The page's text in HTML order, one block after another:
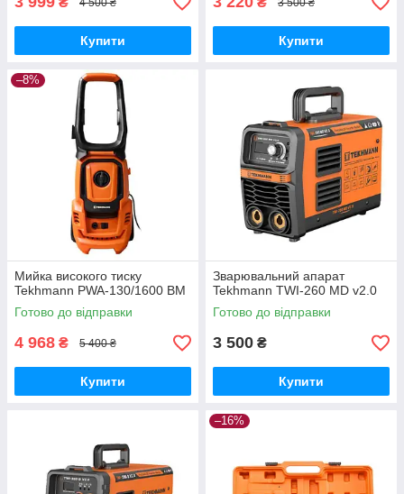
Купити Купити
–8%
Мийка високого тиску
Tekhmann PWA-130/1600 BM
Готово до відправки
4 968 ₴ 5 400 ₴
Купити
Зварювальний апарат
Tekhmann TWI-260 MD v2.0
Готово до відправки
3 500 ₴
Купити
–16%